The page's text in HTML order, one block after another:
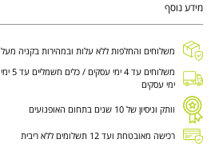
מידע נוסף
משלוחים והחלפות ללא עלות ובמהירות בקניה מעל ₪250
ימי עסקים
וותק וניסיון של 10 שנים בתחום האופנועים
רכישה מאובטחת ועד 12 תשלומים ללא ריבית